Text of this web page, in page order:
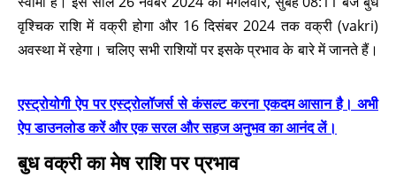
वृश्चिक राशि में वक्री होगा और 16 दिसंबर 2024 तक वक्री (vakri)
अवस्था में रहेगा। चलिए सभी राशियों पर इसके प्रभाव के बारे में जानते हैं।
एस्ट्रोयोगी ऐप पर एस्ट्रोलॉजर्स से कंसल्ट करना एकदम आसान है। अभी
ऐप डाउनलोड करें और एक सरल और सहज अनुभव का आनंद लें।
बुध वक्री का मेष राशि पर प्रभाव